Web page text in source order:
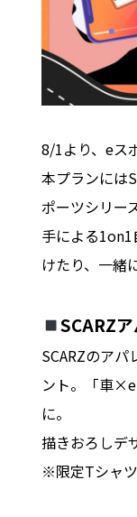
8/1より、eス
本プランには
ポーツシリー
手による
けたり、一緒
SCARZ
SCARZのア
ント。「車
に。
描きおろしデ
※限定Tシャツ